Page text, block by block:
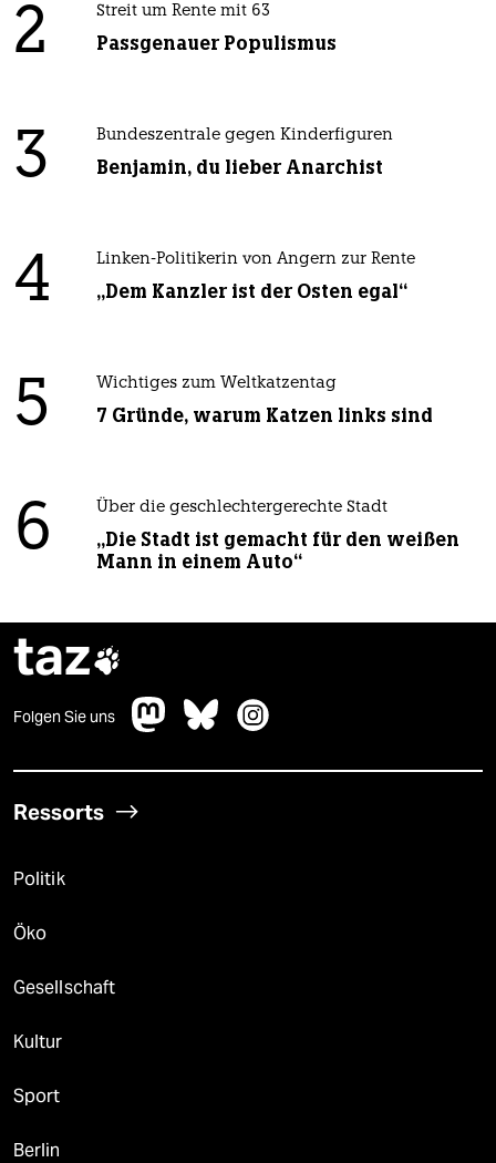
2 Streit um Rente mit 63
Passgenauer Populismus
3 Bundeszentrale gegen Kinderfiguren
Benjamin, du lieber Anarchist
4 Linken-Politikerin von Angern zur Rente
„Dem Kanzler ist der Osten egal“
5 Wichtiges zum Weltkatzentag
7 Gründe, warum Katzen links sind
6 Über die geschlechtergerechte Stadt
„Die Stadt ist gemacht für den weißen
Mann in einem Auto“
taz
Folgen Sie uns
Ressorts
Politik
Öko
Gesellschaft
Kultur
Sport
Berlin